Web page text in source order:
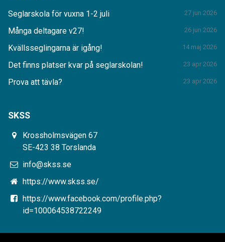
Seglarskola för vuxna 1-2 juli 27 jun 2026
Många deltagare v27! 26 jun 2026
Kvällsseglingarna är igång! 14 maj 2026
Det finns platser kvar på seglarskolan! 23 apr 2026
Prova att tävla? 23 apr 2026
SKSS
Krossholmsvägen 67
SE-423 38 Torslanda
info@skss.se
https://www.skss.se/
https://www.facebook.com/profile.php?
id=100064538722249